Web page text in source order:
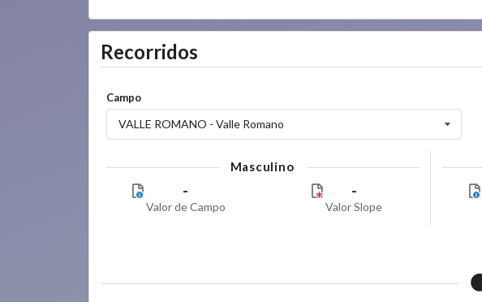
Recorridos
Campo
VALLE ROMANO - Valle Romano
Masculino
-
Valor de Campo
-
Valor Slope